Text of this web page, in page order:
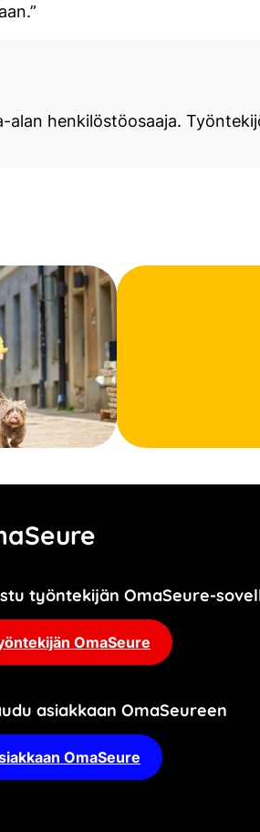
alan henkilöstöosaaja.
työntekijän OmaSeure-
OmaSeure
asiakkaan OmaSeureen
OmaSeure